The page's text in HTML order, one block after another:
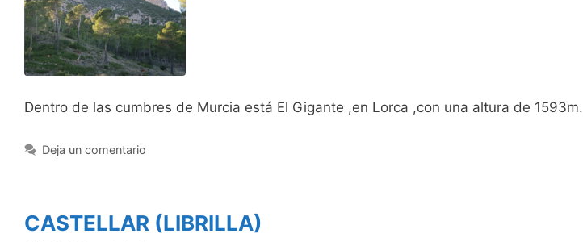
Dentro de las cumbres de Murcia está El Gigante ,en Lorca ,con una altura de 1593m.
Deja un comentario
CASTELLAR (LIBRILLA)